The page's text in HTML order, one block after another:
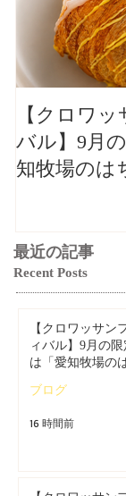
【クロワ
バル】9月
知牧場のは
最近の記事
Recent Posts
【クロワッサン
ィバル】9月の
は「愛知牧場の
ン」🥐🍋
ブログ
16 時間前